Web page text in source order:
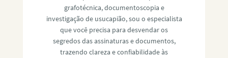
grafotécnica, documentoscopia e
investigação de usucapião, sou o especialista
que você precisa para desvendar os
segredos das assinaturas e documentos,
trazendo clareza e confiabilidade às